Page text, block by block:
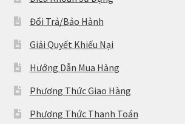
Đổi Trả/Bảo Hành
Giải Quyết Khiếu Nại
Hướng Dẫn Mua Hàng
Phương Thức Giao Hàng
Phương Thức Thanh Toán